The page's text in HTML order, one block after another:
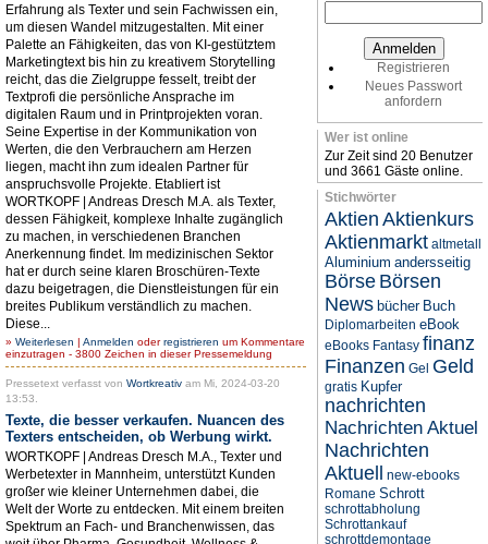
Erfahrung als Texter und sein Fachwissen ein,
um diesen Wandel mitzugestalten. Mit einer
Palette an Fähigkeiten, das von KI-gestütztem
Marketingtext bis hin zu kreativem Storytelling
reicht, das die Zielgruppe fesselt, treibt der
Textprofi die persönliche Ansprache im
digitalen Raum und in Printprojekten voran.
Seine Expertise in der Kommunikation von
Werten, die den Verbrauchern am Herzen
liegen, macht ihn zum idealen Partner für
anspruchsvolle Projekte. Etabliert ist
WORTKOPF | Andreas Dresch M.A. als Texter,
dessen Fähigkeit, komplexe Inhalte zugänglich
zu machen, in verschiedenen Branchen
Anerkennung findet. Im medizinischen Sektor
hat er durch seine klaren Broschüren-Texte
dazu beigetragen, die Dienstleistungen für ein
breites Publikum verständlich zu machen.
Diese...
» Weiterlesen | Anmelden oderregistrieren um Kommentare
einzutragen - 3800 Zeichen in dieser Pressemeldung
Pressetext verfasst von Wortkreativ am Mi, 2024-03-20
13:53.
Texte, die besser verkaufen. Nuancen des
Texters entscheiden, ob Werbung wirkt.
WORTKOPF | Andreas Dresch M.A., Texter und
Werbetexter in Mannheim, unterstützt Kunden
großer wie kleiner Unternehmen dabei, die
Welt der Worte zu entdecken. Mit einem breiten
Spektrum an Fach- und Branchenwissen, das
Registrieren
Neues Passwort
anfordern
Wer ist online
Zur Zeit sind 20 Benutzer
und 3661 Gäste online.
Stichwörter
Aktien Aktienkurs
Aktienmarkt altmetall
Aluminium andersseitig
Börse Börsen
News bücher Buch
Diplomarbeiten eBook
eBooks Fantasy finanz
Finanzen Gel Geld
gratis Kupfer
nachrichten
Nachrichten Aktuel
Nachrichten
Aktuell
new-ebooks
Romane Schrott
schrottabholung
Schrottankauf
schrottdemontage